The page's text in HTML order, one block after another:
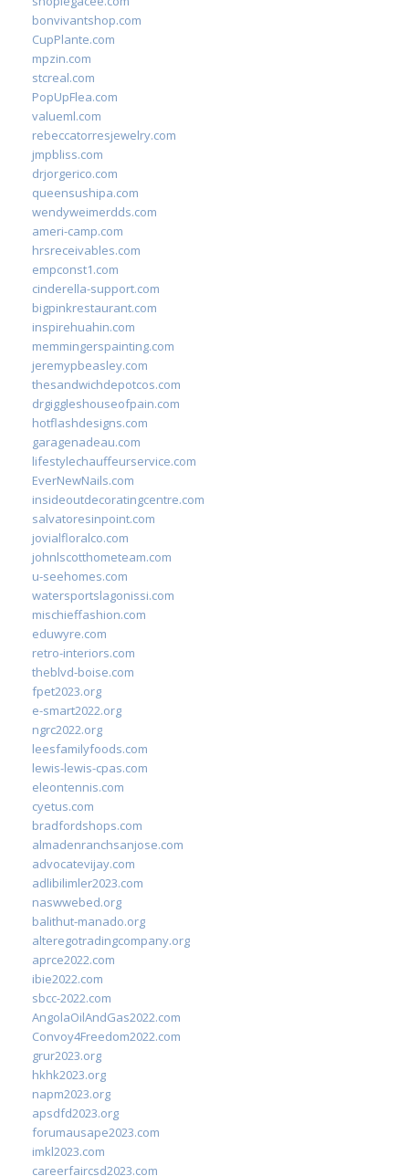
bonvivantshop.com
CupPlante.com
mpzin.com
stcreal.com
PopUpFlea.com
valueml.com
rebeccatorresjewelry.com
jmpbliss.com
drjorgerico.com
queensushipa.com
wendyweimerdds.com
ameri-camp.com
hrsreceivables.com
empconst1.com
cinderella-support.com
bigpinkrestaurant.com
inspirehuahin.com
memmingerspainting.com
jeremypbeasley.com
thesandwichdepotcos.com
drgiggleshouseofpain.com
hotflashdesigns.com
garagenadeau.com
lifestylechauffeurservice.com
EverNewNails.com
insideoutdecoratingcentre.com
salvatoresinpoint.com
jovialfloralco.com
johnlscotthometeam.com
u-seehomes.com
watersportslagonissi.com
mischieffashion.com
eduwyre.com
retro-interiors.com
theblvd-boise.com
fpet2023.org
e-smart2022.org
ngrc2022.org
leesfamilyfoods.com
lewis-lewis-cpas.com
eleontennis.com
cyetus.com
bradfordshops.com
almadenranchsanjose.com
advocatevijay.com
adlibilimler2023.com
naswwebed.org
balithut-manado.org
alteregotradingcompany.org
aprce2022.com
ibie2022.com
sbcc-2022.com
AngolaOilAndGas2022.com
Convoy4Freedom2022.com
grur2023.org
hkhk2023.org
napm2023.org
apsdfd2023.org
forumausape2023.com
imkl2023.com
careerfaircsd2023.com